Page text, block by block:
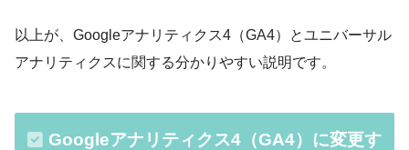
以上が、Googleアナリティクス4（GA4）とユニバーサル
アナリティクスに関する分かりやすい説明です。
Googleアナリティクス4（GA4）に変更す